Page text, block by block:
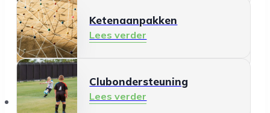
Ontmoeten en meedoen
Lees verder
Mantelzorg
Lees verder
Ketenaanpakken
Lees verder
Clubondersteuning
Lees verder
Aanbod